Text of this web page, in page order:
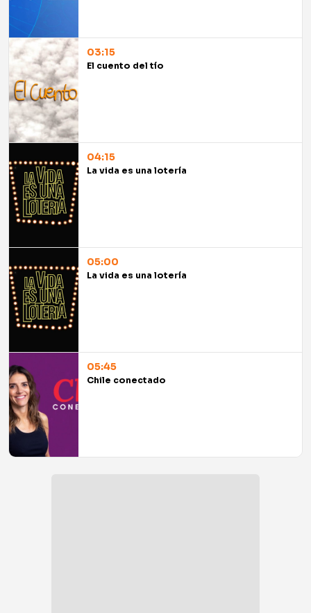
03:15
El cuento del tío
04:15
La vida es una lotería
05:00
La vida es una lotería
05:45
Chile conectado